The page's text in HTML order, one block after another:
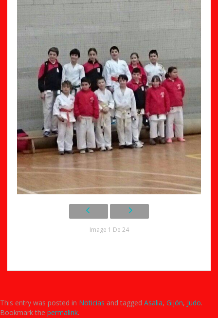
Image 1 De 24
This entry was posted in Noticias and tagged Asalia, Gijón, Judo.
Bookmark the permalink.